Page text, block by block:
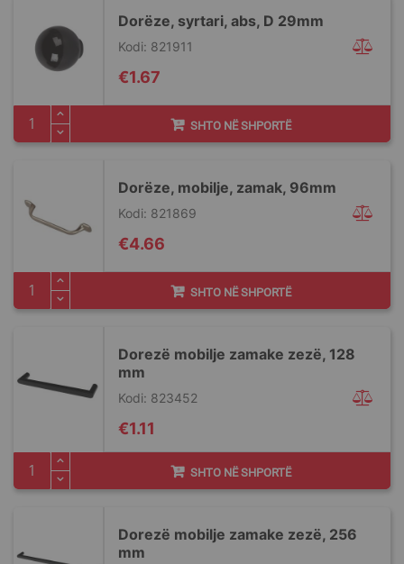
Dorëze, syrtari, abs, D 29mm
Kodi: 821911
€1.67
SHTO NË SHPORTË
Dorëze, mobilje, zamak, 96mm
Kodi: 821869
€4.66
SHTO NË SHPORTË
Dorezë mobilje zamake zezë, 128
mm
Kodi: 823452
€1.11
SHTO NË SHPORTË
Dorezë mobilje zamake zezë, 256
mm